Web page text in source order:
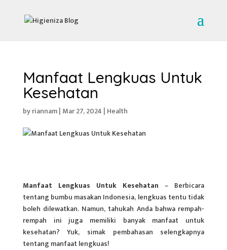
Manfaat Lengkuas Untuk
Kesehatan
byriannam| Mar 27, 2024 | Health
Manfaat Lengkuas Untuk Kesehatan– Berbicara
tentang bumbu masakan Indonesia, lengkuas tentu tidak
boleh dilewatkan. Namun, tahukah Anda bahwa rempah-
rempah ini juga memiliki banyak manfaat untuk
kesehatan? Yuk, simak pembahasan selengkapnya
tentang manfaat lengkuas!